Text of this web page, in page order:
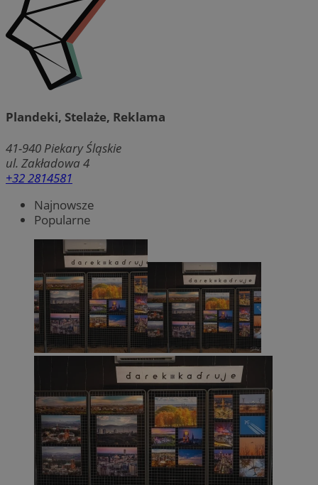
Plandeki, Stelaże, Reklama
41-940 Piekary Śląskie
ul. Zakładowa 4
+32 2814581
Najnowsze
Popularne